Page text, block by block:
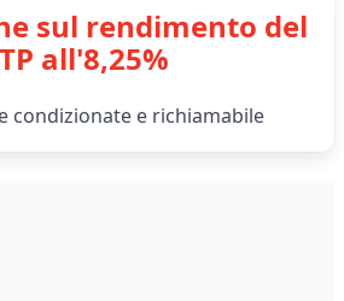
sul rendimento del
all'8,25%
condizionate e richiamabile